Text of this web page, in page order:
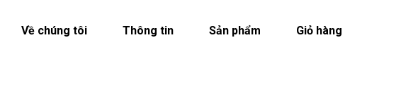
Về chúng tôi Thông tin Sản phẩm Giỏ hàng